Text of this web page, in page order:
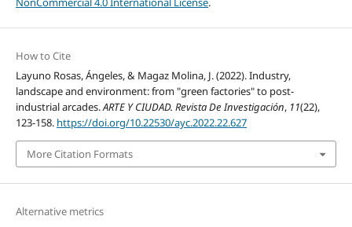
How to Cite
Layuno Rosas, Ángeles, & Magaz Molina, J. (2022). Industry,
landscape and environment: from "green factories" to post-
industrial arcades.ARTE Y CIUDAD. Revista De Investigación, 11(22),
123-158. https://doi.org/10.22530/ayc.2022.22.627
More Citation Formats
Alternative metrics